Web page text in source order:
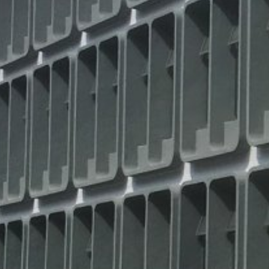
dem Websitebetreiber zu erbringen.
von Google zusammengeführt.
Browser Plugin
Sie können die Speicherung der
dass Sie in diesem Fall
die Erfassung der durch den Cookie
Verarbeitung dieser Daten durch
https://tools.google.com/dlpage/
Widerspruch gegen Datenerfassung
Sie können die Erfassung Ihrer Daten
der die Erfassung Ihrer Daten bei
Google Analytics deaktivieren
Mehr Informationen zum Umgang mit
om/analytics/answer/6004245?hl=de
Auftragsdatenverarbeitung
Wir haben mit Google einen Vertrag
Laden Sie Ihre